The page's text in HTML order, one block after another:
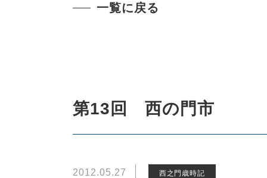
一覧に戻る
第13回 西の門市
2012.05.27 西之門歳時記